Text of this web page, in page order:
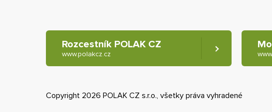
Rozcestník POLAK CZ
www.polakcz.cz
Copyright 2026 POLAK CZ s.r.o., všetky práva vyhradené